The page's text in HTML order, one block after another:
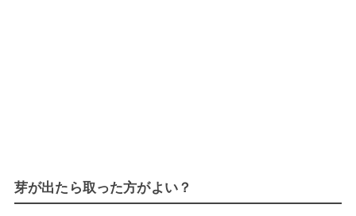
芽が出たら取った方がよい？